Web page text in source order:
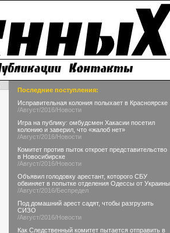
Последние поступления:
Исправительная колония полыхает в Красноярске
/Август/2016/Новости
Игра на публику: омбудсмен Хакасии посетил
колонию и заверил, что «жалоб нет»
/Август/2016/Новости
Комитет против пыток откроет представительство
в Новосибирске
/Август/2016/Новости
Объявил голодовку арестант, которого СБУ
обвиняет в попытке отделения Одессы от Украины
/Август/2016/Беспредел
Под домашний арест садят, чтобы разгрузить
СИЗО
/Август/2016/Новости
Как Следственный комитет пытается отправить в